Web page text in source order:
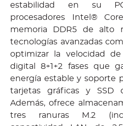
estabilidad en su
procesadores Intel®
memoria DDR5 de alto
tecnologías avanzadas
optimizar la velocidad
digital 8+1+2 fases que
energía estable y soporte
tarjetas gráficas y SSD
Además, ofrece
tres ranuras M.2